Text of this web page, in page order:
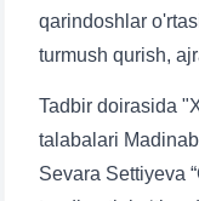
qarindoshlar
turmush qurish,
Tadbir doirasida
talabalari
Sevara Settiyeva